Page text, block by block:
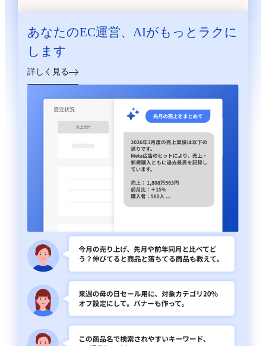
あなたのEC運営、 AIがもっとラクに
します
詳しく見る